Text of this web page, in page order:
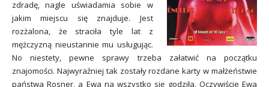
zdradę, nagle uświadamia sobie w
jakim miejscu się znajduje. Jest
rozżalona, że straciła tyle lat z
mężczyzną nieustannie mu usługując.
No niestety, pewne sprawy trzeba załatwić na początku
znajomości. Najwyraźniej tak zostały rozdane karty w małżeństwie
państwa Rosner, a Ewa na wszystko się godziła. Oczywiście Ewa